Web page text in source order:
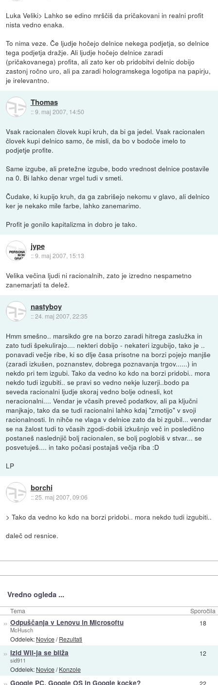
Luka Veliki> Lahko se edino mrščiš da pričakovani in realni profit
nista vedno enaka.
To nima veze. Če ljudje hočejo delnice nekega podjetja, so delnice
tega podjetja dražje. Ali ljudje hočejo delnice zaradi
(pričakovanega) profita, ali zato ker ob pridobitvi delnic dobijo
zastonj ročno uro, ali pa zaradi hologramskega logotipa na papirju,
je irelevantno.
Thomas
::9. maj 2007, 14:50
Vsak racionalen človek kupi kruh, da bi ga jedel. Vsak racionalen
človek kupi delnico samo, če misli, da bo v bodoče imelo to
podjetje profite.
Same izgube, ali pretežne izgube, bodo vrednost delnice postavile
na 0. Bi lahko denar vrgel tudi v smeti.
Čudake, ki kupijo kruh, da ga zabrišejo nekomu v glavo, ali delnico
ker je nekako mile farbe, lahko zanemarimo.
Profit je gonilo kapitalizma in dobro je tako.
jype
::9. maj 2007, 15:13
Velika večina ljudi ni racionalnih, zato je izredno nespametno
zanemarjati ta delež.
nastyboy
::24. maj 2007, 22:35
Hmm smešno.. marsikdo gre na borzo zaradi hitrega zaslužka in
zato tudi špekulirajo.... nekteri dobijo - nekateri izgubijo, tako je ..
ponavadi večje ribe, ki so dlje časa prisotne na borzi pojejo manjše
(zaradi izkušen, poznanstev, dobrega poznavanja trgov......) in
nekdo pri tem izgubi. Tako da vedno ko kdo na borzi pridobi.. mora
nekdo tudi izgubiti.. se pravi so vedno nekje luzerji..bodo pa
seveda racionalni ljudje skoraj vedno bolje odnesli, kot
neracionalni.... Vendar je včasih preveč podatkov, ali pa ključni
manjkajo, tako da se tudi racionalni lahko kdaj "zmotijo" v svoji
racionalnosti. In nihče ne vlaga v delnice zato da bi zgubil... vendar
se na žalost tudi to včasih zgodi-dobiš izkušnjo več in posledično
postaneš naslednjič bolj racionalen, se bolj poglobiš v stvar... se
posvetuješ.... in tako počasi postajaš večja riba :D
LP
borchi
::25. maj 2007, 09:06
> Tako da vedno ko kdo na borzi pridobi.. mora nekdo tudi izgubiti..
daleč od resnice.
Vredno ogleda ...
Tema Sporočila
» Odpuščanja v Lenovu in Microsoftu
McHusch
Oddelek: Novice/Rezultati
18
» Izid Wii-ja se bliža
sid911
Oddelek: Novice/Konzole
12
Google PC, Google OS in Google kocke? 22